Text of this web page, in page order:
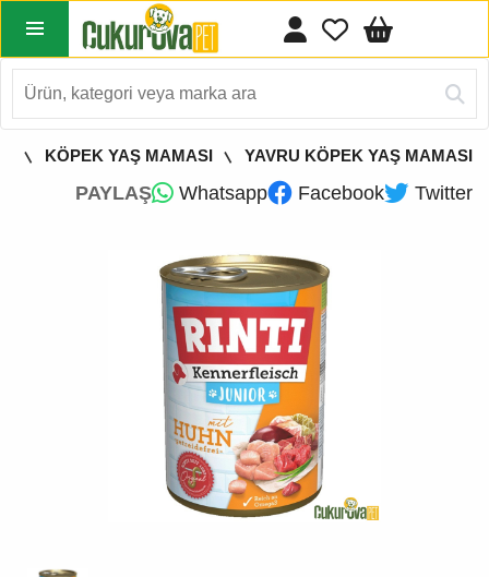
KÖPEK YAŞ MAMASI YAVRU KÖPEK YAŞ MAMASI
PAYLAŞ Whatsapp Facebook Twitter